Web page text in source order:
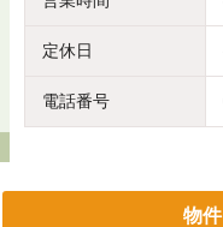
定休日
電話番号
物